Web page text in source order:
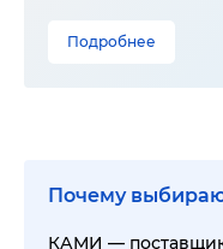
Подробнее
Почему
КАМИ —